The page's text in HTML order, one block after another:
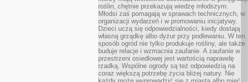
roślin, chętnie przekazują wiedzę młodszym.
Młodsi zaś pomagają w sprawach technicznych, w
organizacji wydarzeń i w promowaniu inicjatywy.
Dzieci uczą się odpowiedzialności, kiedy dostają
własną grządkę albo dyżur przy podlewaniu. W ten
sposób ogród nie tylko produkuje rośliny, ale także
buduje relacje i wzmacnia zaufanie. A zaufanie w
przestrzeni osiedlowej jest wartością naprawdę
rzadką. Wspólne ogrody są też odpowiedzią na
coraz większą potrzebę życia bliżej natury. Nie